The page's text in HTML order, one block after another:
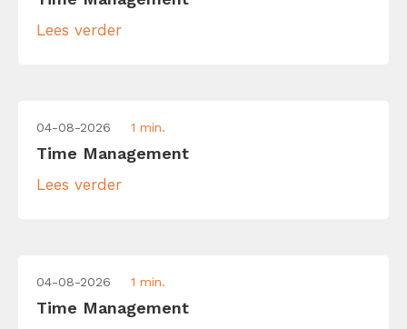
Lees verder
04-08-2026 1 min.
Time Management
Lees verder
04-08-2026 1 min.
Time Management